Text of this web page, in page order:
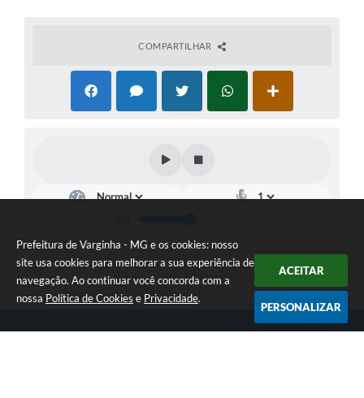
Prefeitura de Varginha - MG e os cookies: nosso
site usa cookies para melhorar a sua experiência de
navegação. Ao continuar você concorda com a
nossa Política de Cookies e Privacidade.
ACEITAR
PERSONALIZAR
COMPARTILHAR